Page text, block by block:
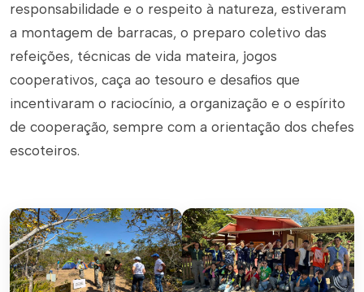
responsabilidade e o respeito à natureza, estiveram
a montagem de barracas, o preparo coletivo das
refeições, técnicas de vida mateira, jogos
cooperativos, caça ao tesouro e desafios que
incentivaram o raciocínio, a organização e o espírito
de cooperação, sempre com a orientação dos chefes
escoteiros.